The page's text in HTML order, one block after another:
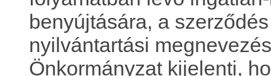
benyújtására, a
nyilvántartási
Önkormányzat kijelenti,